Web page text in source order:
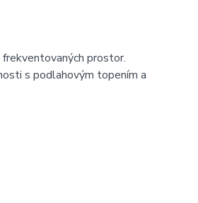
prostor.
s podlahovým topením a